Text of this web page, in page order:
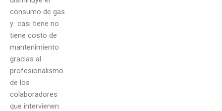
consumo de gas
y casi tiene no
tiene costo de
mantenimiento
gracias al
profesionalismo
de los
colaboradores
que intervienen